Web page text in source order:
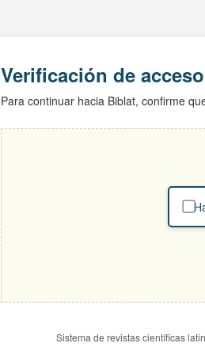
Verificación de acceso
Para continuar hacia Biblat, confirme
Sistema de revistas científicas